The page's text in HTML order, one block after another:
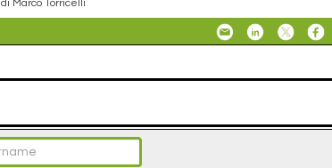
di Marco Torricelli